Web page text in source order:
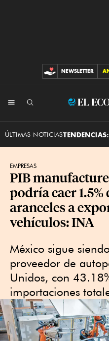
CONTRIBUCIONES
NEWSLETTER
ÚLTIMAS NOTICIASTENDENCIAS:
EMPRESAS
PIB
podría caer
aranceles a
vehículos: INA
México sigue
proveedor de
Unidos, con
importaciones